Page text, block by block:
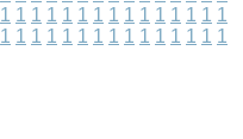
1 1 1 1 1 1 1 1 1 1 1 1 1 1 1
1 1 1 1 1 1 1 1 1 1 1 1 1 1 1